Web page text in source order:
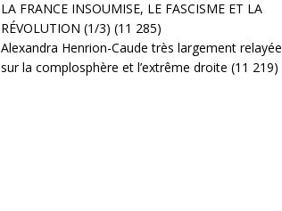
LA FRANCE INSOUMISE, LE FASCISME ET LA
RÉVOLUTION (1/3) (11 285)
Alexandra Henrion-Caude très largement relayée
sur la complosphère et l’extrême droite (11 219)